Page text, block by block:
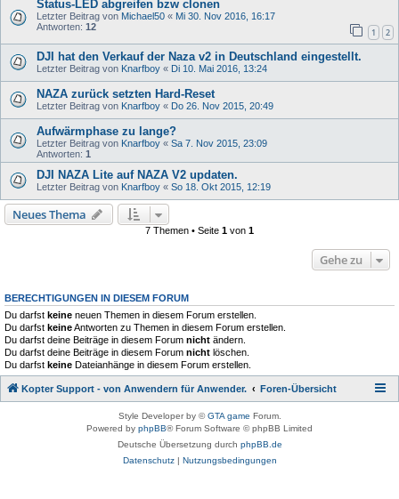
Status-LED abgreifen bzw clonen
Letzter Beitrag von Michael50 « Mi 30. Nov 2016, 16:17
Antworten: 12 1 2
DJI hat den Verkauf der Naza v2 in Deutschland eingestellt.
Letzter Beitrag von Knarfboy « Di 10. Mai 2016, 13:24
NAZA zurück setzten Hard-Reset
Letzter Beitrag von Knarfboy « Do 26. Nov 2015, 20:49
Aufwärmphase zu lange?
Letzter Beitrag von Knarfboy « Sa 7. Nov 2015, 23:09
Antworten: 1
DJI N​AZA Lite auf NAZA V2 updaten.
Letzter Beitrag von Knarfboy « So 18. Okt 2015, 12:19
Neues Thema
7 Themen • Seite 1 von 1
Gehe zu
BERECHTIGUNGEN IN DIESEM FORUM
Du darfst keine neuen Themen in diesem Forum erstellen.
Du darfst keineAntworten zu Themen in diesem Forum erstellen.
Du darfst deine Beiträge in diesem Forum nicht ändern.
Du darfst deine Beiträge in diesem Forum nicht löschen.
Du darfst keine Dateianhänge in diesem Forum erstellen.
Kopter Support - von Anwendern für Anwender. Foren-Übersicht
Style Developer by ©GTA game Forum.
Powered by phpBB® Forum Software © phpBB Limited
Deutsche Übersetzung durch phpBB.de
Datenschutz| Nutzungsbedingungen